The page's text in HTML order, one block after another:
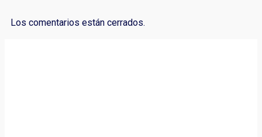
Los comentarios están cerrados.